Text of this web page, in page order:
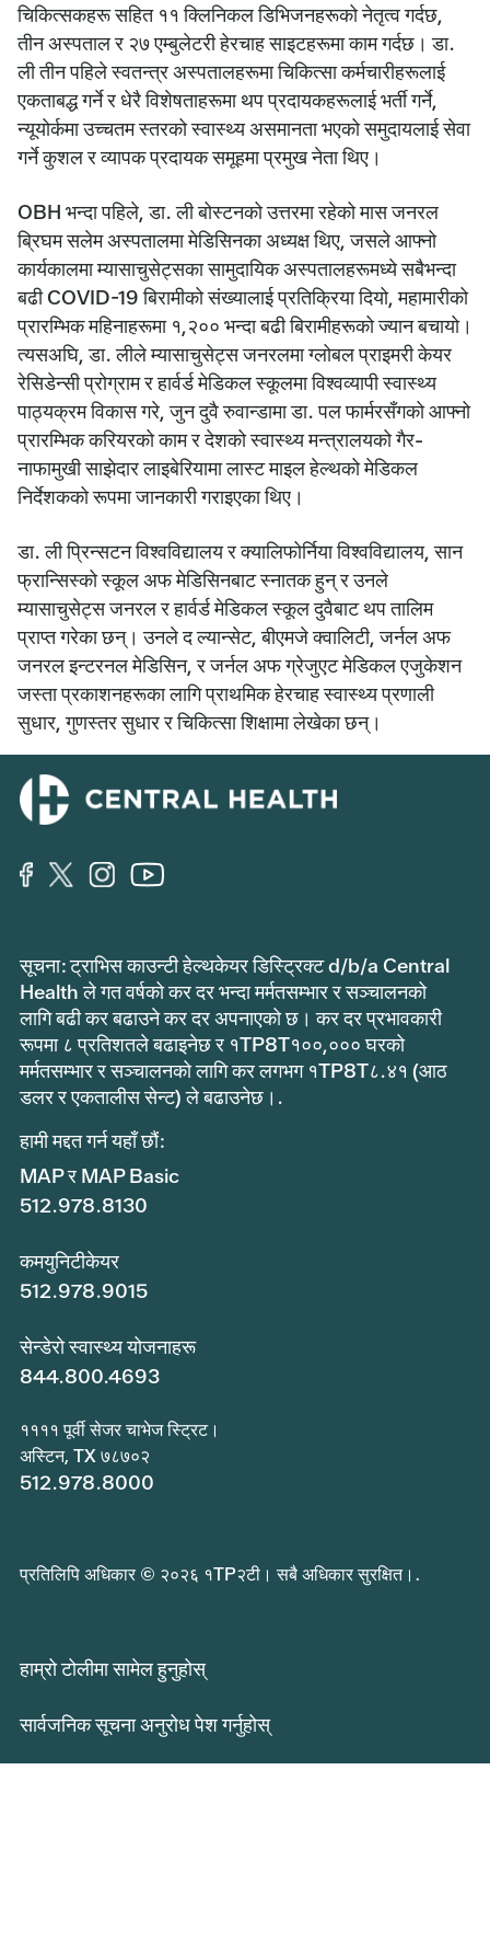
चिकित्सकहरू सहित ११ क्लिनिकल डिभिजनहरूको नेतृत्व गर्दछ,
तीन अस्पताल र २७ एम्बुलेटरी हेरचाह साइटहरूमा काम गर्दछ। डा.
ली तीन पहिले स्वतन्त्र अस्पतालहरूमा चिकित्सा कर्मचारीहरूलाई
एकताबद्ध गर्ने र धेरै विशेषताहरूमा थप प्रदायकहरूलाई भर्ती गर्ने,
न्यूयोर्कमा उच्चतम स्तरको स्वास्थ्य असमानता भएको समुदायलाई सेवा
गर्ने कुशल र व्यापक प्रदायक समूहमा प्रमुख नेता थिए।
OBH भन्दा पहिले, डा. ली बोस्टनको उत्तरमा रहेको मास जनरल
ब्रिघम सलेम अस्पतालमा मेडिसिनका अध्यक्ष थिए, जसले आफ्नो
कार्यकालमा म्यासाचुसेट्सका सामुदायिक अस्पतालहरूमध्ये सबैभन्दा
बढी COVID-19 बिरामीको संख्यालाई प्रतिक्रिया दियो, महामारीको
प्रारम्भिक महिनाहरूमा १,२०० भन्दा बढी बिरामीहरूको ज्यान बचायो।
त्यसअघि, डा. लीले म्यासाचुसेट्स जनरलमा ग्लोबल प्राइमरी केयर
रेसिडेन्सी प्रोग्राम र हार्वर्ड मेडिकल स्कूलमा विश्वव्यापी स्वास्थ्य
पाठ्यक्रम विकास गरे, जुन दुवै रुवान्डामा डा. पल फार्मरसँगको आफ्नो
प्रारम्भिक करियरको काम र देशको स्वास्थ्य मन्त्रालयको गैर-
नाफामुखी साझेदार लाइबेरियामा लास्ट माइल हेल्थको मेडिकल
निर्देशकको रूपमा जानकारी गराइएका थिए।
डा. ली प्रिन्सटन विश्वविद्यालय र क्यालिफोर्निया विश्वविद्यालय, सान
फ्रान्सिस्को स्कूल अफ मेडिसिनबाट स्नातक हुन् र उनले
म्यासाचुसेट्स जनरल र हार्वर्ड मेडिकल स्कूल दुवैबाट थप तालिम
प्राप्त गरेका छन्। उनले द ल्यान्सेट, बीएमजे क्वालिटी, जर्नल अफ
जनरल इन्टरनल मेडिसिन, र जर्नल अफ ग्रेजुएट मेडिकल एजुकेशन
जस्ता प्रकाशनहरूका लागि प्राथमिक हेरचाह स्वास्थ्य प्रणाली
सुधार, गुणस्तर सुधार र चिकित्सा शिक्षामा लेखेका छन्।
सूचना: ट्राभिस काउन्टी हेल्थकेयर डिस्ट्रिक्ट d/b/a Central
Health ले गत वर्षको कर दर भन्दा मर्मतसम्भार र सञ्चालनको
लागि बढी कर बढाउने कर दर अपनाएको छ। कर दर प्रभावकारी
रूपमा ८ प्रतिशतले बढाइनेछ र १TP8T१००,००० घरको
मर्मतसम्भार र सञ्चालनको लागि कर लगभग १TP8T८.४१ (आठ
डलर र एकतालीस सेन्ट) ले बढाउनेछ।.
हामी मद्दत गर्न यहाँ छौं:
MAP र MAP Basic
512.978.8130
कमयुनिटीकेयर
512.978.9015
सेन्डेरो स्वास्थ्य योजनाहरू
844.800.4693
११११ पूर्वी सेजर चाभेज स्ट्रिट।
अस्टिन, TX ७८७०२
512.978.8000
प्रतिलिपि अधिकार © २०२६ १TP२टी। सबै अधिकार सुरक्षित।.
हाम्रो टोलीमा सामेल हुनुहोस्
सार्वजनिक सूचना अनुरोध पेश गर्नुहोस्